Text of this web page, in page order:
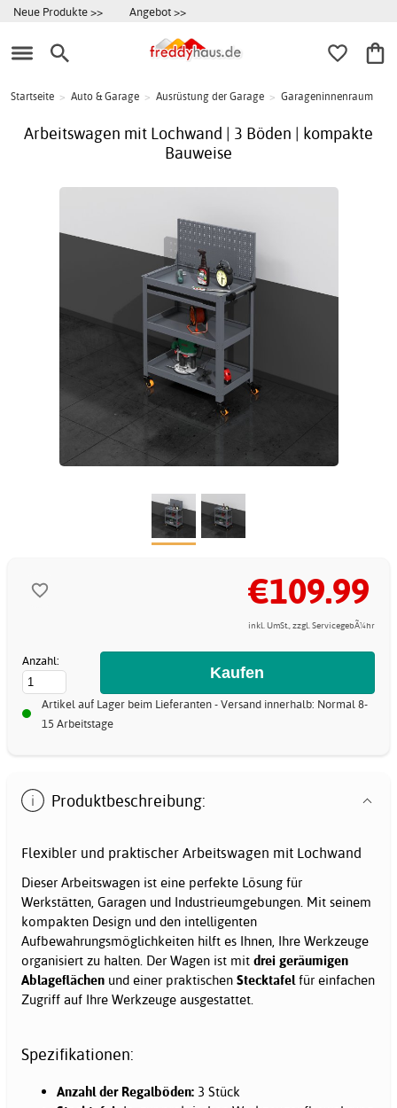
Neue Produkte >> Angebot >>
Startseite > Auto & Garage > Ausrüstung der Garage > Garageninnenraum
Arbeitswagen mit Lochwand | 3 Böden | kompakte
Bauweise
€109.99
inkl. UmSt., zzgl. ServicegebÃ¼hr
Anzahl:
Artikel auf Lager beim Lieferanten - Versand innerhalb: Normal 8-
15 Arbeitstage
Produktbeschreibung:
Flexibler und praktischer Arbeitswagen mit Lochwand
Dieser Arbeitswagen ist eine perfekte Lösung für
Werkstätten, Garagen und Industrieumgebungen. Mit seinem
kompakten Design und den intelligenten
Aufbewahrungsmöglichkeiten hilft es Ihnen, Ihre Werkzeuge
organisiert zu halten. Der Wagen ist mit drei geräumigen
Ablageflächen und einer praktischen Stecktafel für einfachen
Zugriff auf Ihre Werkzeuge ausgestattet.
Spezifikationen:
Anzahl der Regalböden: 3 Stück